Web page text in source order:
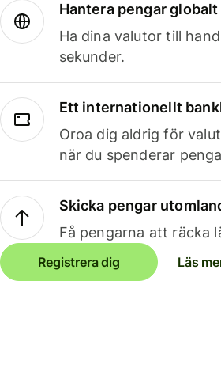
Hantera pengar
Ha dina valutor till
sekunder.
Ett internationellt
Oroa dig aldrig för
när du spenderar
Skicka pengar
Få pengarna att räcka
Registrera dig Läs